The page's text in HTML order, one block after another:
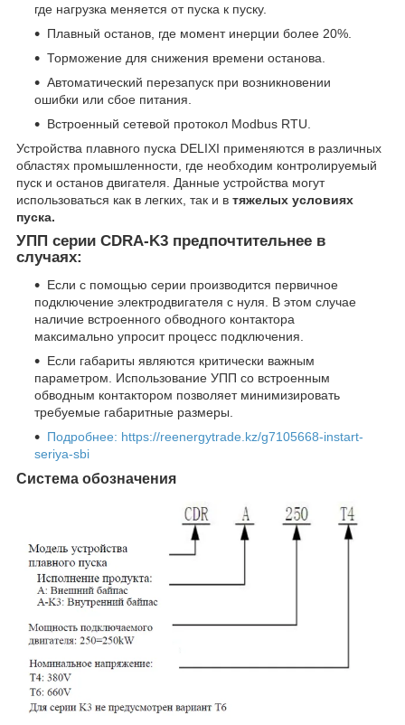
где нагрузка меняется от пуска к пуску.
Плавный останов, где момент инерции более 20%.
Торможение для снижения времени останова.
Автоматический перезапуск при возникновении
ошибки или сбое питания.
Встроенный сетевой протокол Modbus RTU.
Устройства плавного пуска DELIXI применяются в различных
областях промышленности, где необходим контролируемый
пуск и останов двигателя. Данные устройства могут
использоваться как в легких, так и в тяжелых условиях
пуска.
УПП серии CDRA-K3 предпочтительнее в
случаях:
Если с помощью серии производится первичное
подключение электродвигателя с нуля. В этом случае
наличие встроенного обводного контактора
максимально упросит процесс подключения.
Если габариты являются критически важным
параметром. Использование УПП со встроенным
обводным контактором позволяет минимизировать
требуемые габаритные размеры.
Подробнее: https://reenergytrade.kz/g7105668-instart-
seriya-sbi
Система обозначения